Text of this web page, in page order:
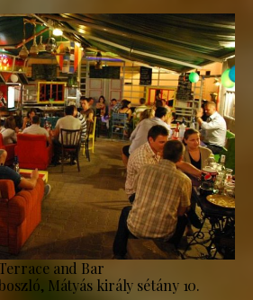
and Bar
Mátyás király sétány 10.